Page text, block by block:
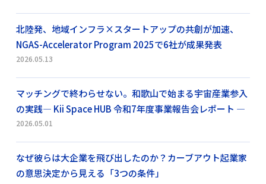
北陸発、地域インフラ×スタートアップの共創が加速、
NGAS-Accelerator Program 2025で6社が成果発表
2026.05.13
マッチングで終わらせない。和歌山で始まる宇宙産業参入
の実践― Kii Space HUB 令和7年度事業報告会レポート ―
2026.05.01
なぜ彼らは大企業を飛び出したのか？カーブアウト起業家
の意思決定から見える「3つの条件」